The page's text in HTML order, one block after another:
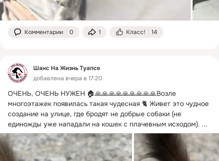
Комментарии 0 1 Класс! 14
Шанс На Жизнь Туапсе
добавлена вчера в 17:20
ОЧЕНЬ, ОЧЕНЬ НУЖЕН 🏠🙏🙏🙏🙏🙏🙏🙏🙏🙏Возле
многоэтажек появилась такая чудесная 🐈 Живет это чудное
создание на улице, где бродят не добрые собаки (не
единожды уже нападали на кошек с плачевным исходом). ...